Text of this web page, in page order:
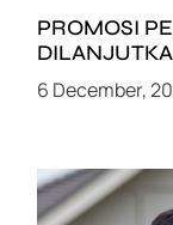
PROMOSI
6 December,